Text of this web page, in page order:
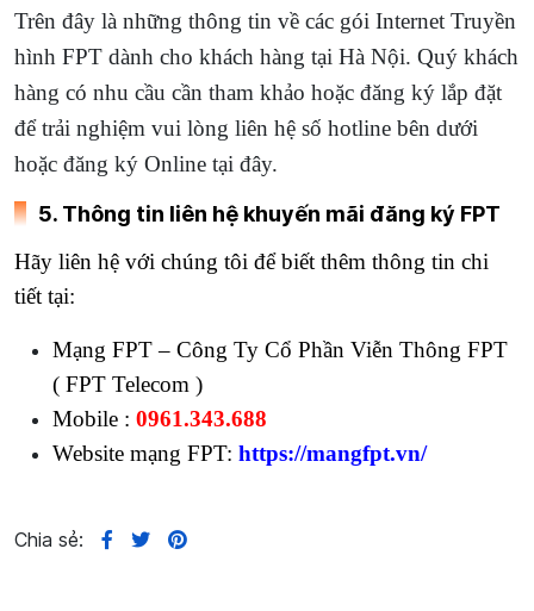
Trên đây là những thông tin về các gói Internet Truyền
hình FPT dành cho khách hàng tại Hà Nội. Quý khách
hàng có nhu cầu cần tham khảo hoặc đăng ký lắp đặt
để trải nghiệm vui lòng liên hệ số hotline bên dưới
hoặc đăng ký Online tại đây.
5. Thông tin liên hệ khuyến mãi đăng ký FPT
Hãy liên hệ với chúng tôi để biết thêm thông tin chi
tiết tại:
Mạng FPT – Công Ty Cổ Phần Viễn Thông FPT
( FPT Telecom )
Mobile : 0961.343.688
Website mạng FPT: https://mangfpt.vn/
Chia sẻ: